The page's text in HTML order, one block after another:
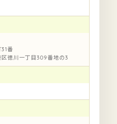
番
区徳川一丁目309番地の3